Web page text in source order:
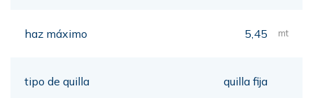
haz máximo 5,45 mt
tipo de quilla quilla fija